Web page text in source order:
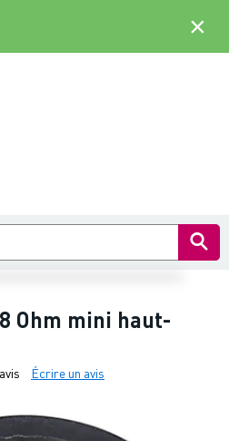
Ohm mini haut-
Écrire un avis
×